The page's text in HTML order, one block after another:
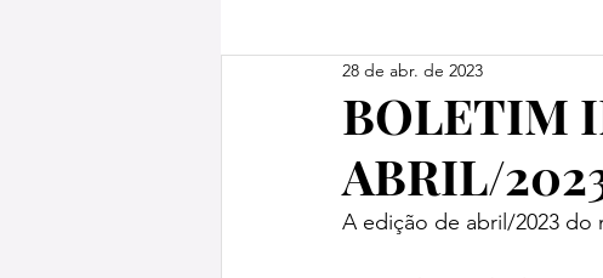
BOLETIM
ABRIL/
28 de abr. de 2023
A edição de abril/2023 do